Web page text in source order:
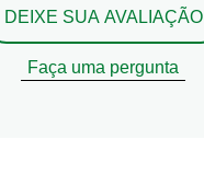
DEIXE SUA AVALIAÇÃO
Faça uma pergunta